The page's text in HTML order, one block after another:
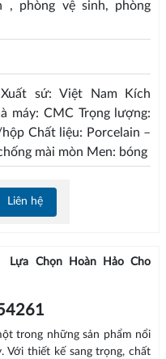
, phòng vệ sinh, phòng
sứ: Việt Nam Kích
máy: CMC Trọng lượng:
Chất liệu: Porcelain –
mài mòn Men: bóng
Liên hệ
Lựa Chọn Hoàn Hảo Cho
trong những sản phẩm nổi
Với thiết kế sang trọng, chất